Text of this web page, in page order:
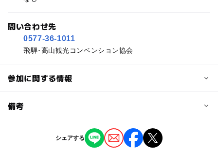
問い合わせ先
0577-36-1011
飛騨･高山観光コンベンション協会
参加に関する情報
予約/応募
備考
※掲載の情報は天候や主催者側の都合などにより変更にな
ることがあります。
シェアする